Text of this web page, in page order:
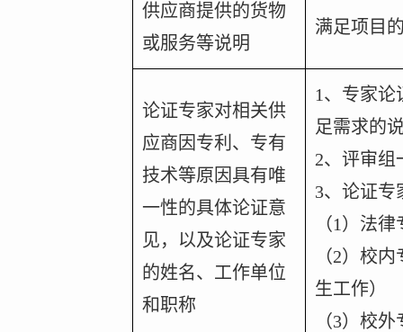
供应商提供的货物
或服务等说明
满足项目
论证专家对相关供
应商因专利、专有
技术等原因具有唯
一性的具体论证意
见，以及论证专家
的姓名、工作单位
和职称
1、专家论
足需求的
2、评审组
3、论证专
（1 ）法律
（2）校内
生工作）
（3）校外